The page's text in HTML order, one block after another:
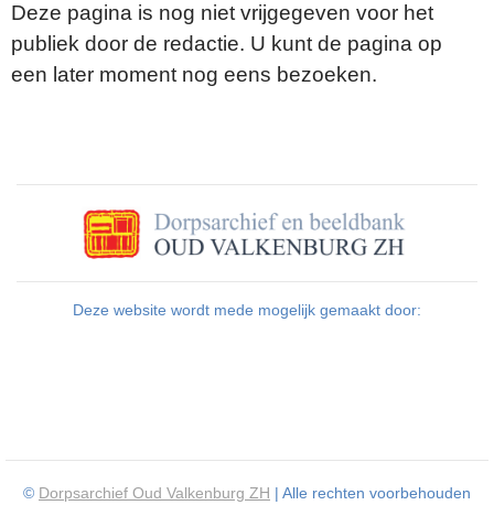
Deze pagina is nog niet vrijgegeven voor het
publiek door de redactie. U kunt de pagina op
een later moment nog eens bezoeken.
Deze website wordt mede mogelijk gemaakt door:
© Dorpsarchief Oud Valkenburg ZH | Alle rechten voorbehouden